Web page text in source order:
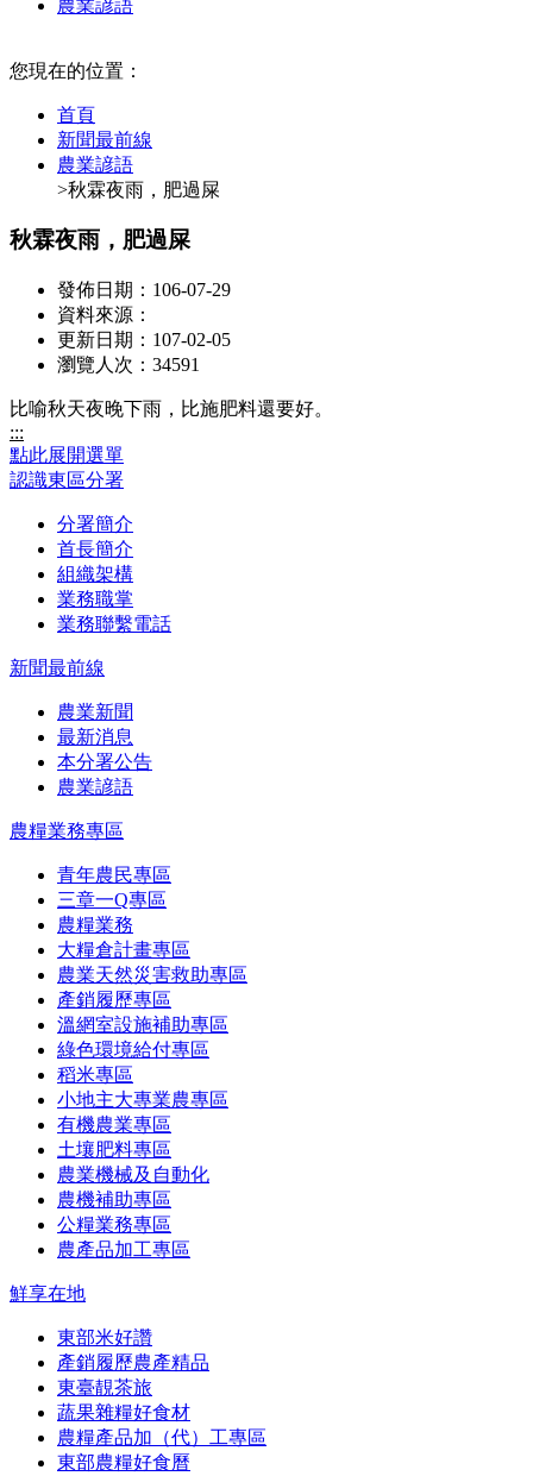
農業諺語
您現在的位置：
首頁
新聞最前線
農業諺語
>秋霖夜雨，肥過屎
秋霖夜雨，肥過屎
發佈日期：106-07-29
資料來源：
更新日期：107-02-05
瀏覽人次：34591
比喻秋天夜晚下雨，比施肥料還要好。
:::
點此展開選單
認識東區分署
分署簡介
首長簡介
組織架構
業務職掌
業務聯繫電話
新聞最前線
農業新聞
最新消息
本分署公告
農業諺語
農糧業務專區
青年農民專區
三章一Q專區
農糧業務
大糧倉計畫專區
農業天然災害救助專區
產銷履歷專區
溫網室設施補助專區
綠色環境給付專區
稻米專區
小地主大專業農專區
有機農業專區
土壤肥料專區
農業機械及自動化
農機補助專區
公糧業務專區
農產品加工專區
鮮享在地
東部米好讚
產銷履歷農產精品
東臺靚茶旅
蔬果雜糧好食材
農糧產品加（代）工專區
東部農糧好食曆